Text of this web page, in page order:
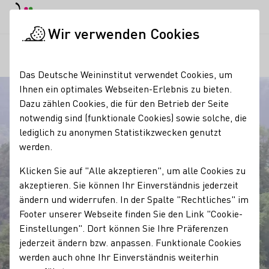
Wir verwenden Cookies
Das Deutsche Weininstitut verwendet Cookies, um
Ihnen ein optimales Webseiten-Erlebnis zu bieten.
Dazu zählen Cookies, die für den Betrieb der Seite
notwendig sind (funktionale Cookies) sowie solche, die
lediglich zu anonymen Statistikzwecken genutzt
werden.
Klicken Sie auf "Alle akzeptieren", um alle Cookies zu
akzeptieren. Sie können Ihr Einverständnis jederzeit
ändern und widerrufen. In der Spalte "Rechtliches" im
Footer unserer Webseite finden Sie den Link "Cookie-
Einstellungen". Dort können Sie Ihre Präferenzen
jederzeit ändern bzw. anpassen. Funktionale Cookies
werden auch ohne Ihr Einverständnis weiterhin